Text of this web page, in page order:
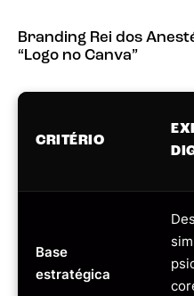
Branding Rei dos
“Logo no Canva”
CRITÉRIO
Base
estratégica